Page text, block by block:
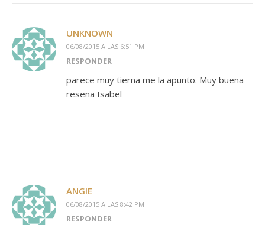
UNKNOWN
06/08/2015 A LAS 6:51 PM
RESPONDER
parece muy tierna me la apunto. Muy buena
reseña Isabel
ANGIE
06/08/2015 A LAS 8:42 PM
RESPONDER